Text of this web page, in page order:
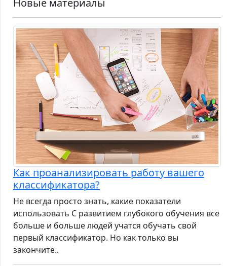
Как проанализировать работу вашего
классификатора?
Не всегда просто знать, какие показатели
использовать С развитием глубокого обучения все
больше и больше людей учатся обучать свой
первый классификатор. Но как только вы
закончите..